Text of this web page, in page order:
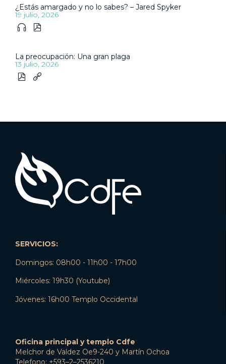
¿Estás amargado y no lo sabes? – Jared Spyker
19 julio, 2026
 
La preocupación: Una gran plaga
13 julio, 2026
 
SERVICIOS:
Domingos: 08h00 - 11h00 - 17h00
Miércoles: 19h30 (Youtube)
Jóvenes: 16h00 Templo Occidental
Oficina principal y templo Cdfe
Melchor de Valdez Oe9-240 y Martín Ochoa
Telefono: +593–2–2536210